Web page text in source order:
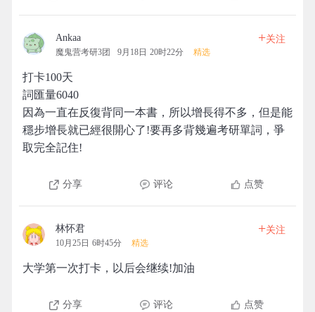
Ankaa
魔鬼营考研3团 9月18日 20时22分 精选
+关注
打卡100天
詞匯量6040
因為一直在反復背同一本書，所以增長得不多，但是能
穩步增長就已經很開心了!要再多背幾遍考研單詞，爭
取完全記住!
分享 评论 点赞
林怀君
10月25日 6时45分 精选
+关注
大学第一次打卡，以后会继续!加油
分享 评论 点赞